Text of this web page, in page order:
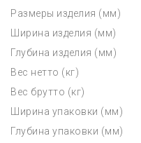
Размеры изделия (мм)
Ширина изделия (мм)
Глубина изделия (мм)
Вес нетто (кг)
Вес брутто (кг)
Ширина упаковки (мм)
Глубина упаковки (мм)